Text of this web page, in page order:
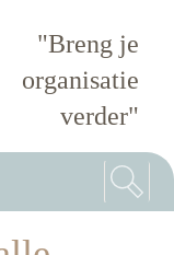
"Breng je
organisatie
verder"